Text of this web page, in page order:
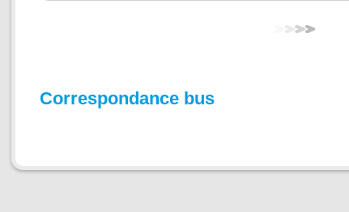
Correspondance bus